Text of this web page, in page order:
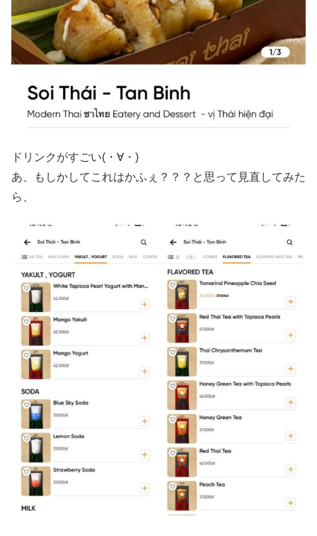
ドリンクがすごい(・∀・)
あ、もしかしてこれはかふぇ？？？と思って見直してみた
ら、